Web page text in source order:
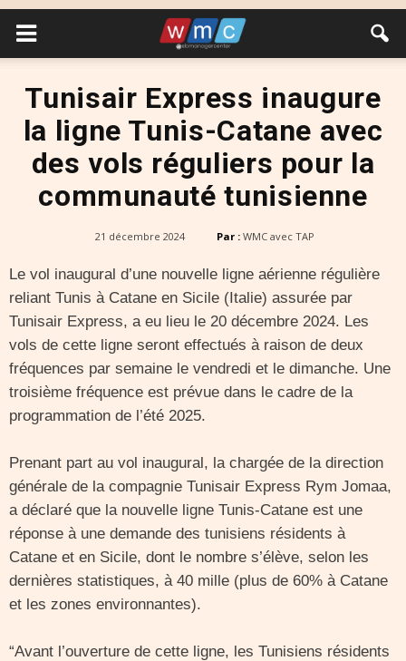
Tunisair Express inaugure
la ligne Tunis-Catane avec
des vols réguliers pour la
communauté tunisienne
21 décembre 2024 Par : WMC avec TAP
Le vol inaugural d’une nouvelle ligne aérienne régulière
reliant Tunis à Catane en Sicile (Italie) assurée par
Tunisair Express, a eu lieu le 20 décembre 2024. Les
vols de cette ligne seront effectués à raison de deux
fréquences par semaine le vendredi et le dimanche. Une
troisième fréquence est prévue dans le cadre de la
programmation de l’été 2025.
Prenant part au vol inaugural, la chargée de la direction
générale de la compagnie Tunisair Express Rym Jomaa,
a déclaré que la nouvelle ligne Tunis-Catane est une
réponse à une demande des tunisiens résidents à
Catane et en Sicile, dont le nombre s’élève, selon les
dernières statistiques, à 40 mille (plus de 60% à Catane
et les zones environnantes).
“Avant l’ouverture de cette ligne, les Tunisiens résidents